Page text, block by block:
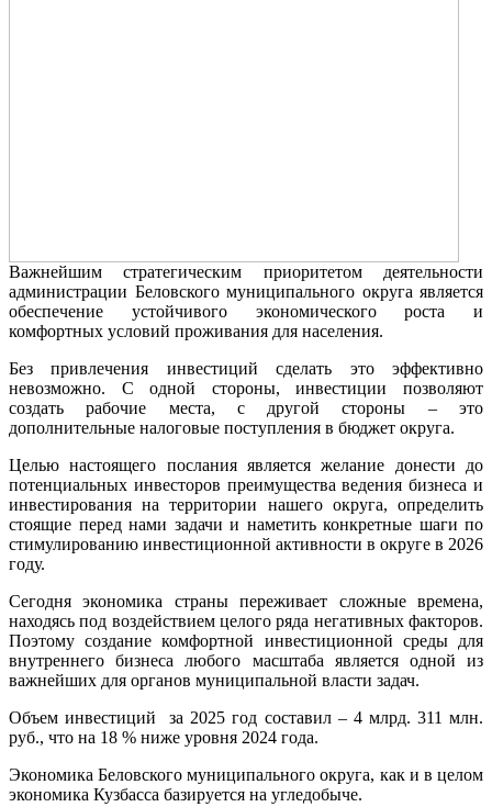
Важнейшим стратегическим приоритетом деятельности
администрации Беловского муниципального округа является
обеспечение устойчивого экономического роста и
комфортных условий проживания для населения.
Без привлечения инвестиций сделать это эффективно
невозможно. С одной стороны, инвестиции позволяют
создать рабочие места, с другой стороны – это
дополнительные налоговые поступления в бюджет округа.
Целью настоящего послания является желание донести до
потенциальных инвесторов преимущества ведения бизнеса и
инвестирования на территории нашего округа, определить
стоящие перед нами задачи и наметить конкретные шаги по
стимулированию инвестиционной активности в округе в 2026
году.
Сегодня экономика страны переживает сложные времена,
находясь под воздействием целого ряда негативных факторов.
Поэтому создание комфортной инвестиционной среды для
внутреннего бизнеса любого масштаба является одной из
важнейших для органов муниципальной власти задач.
Объем инвестиций за 2025 год составил – 4 млрд. 311 млн.
руб., что на 18 % ниже уровня 2024 года.
Экономика Беловского муниципального округа, как и в целом
экономика Кузбасса базируется на угледобыче.